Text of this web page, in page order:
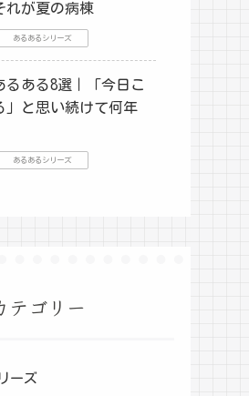
れが夏の病棟
あるあるシリーズ
るある8選｜「今日こ
」と思い続けて何年
あるあるシリーズ
テゴリー
ーズ